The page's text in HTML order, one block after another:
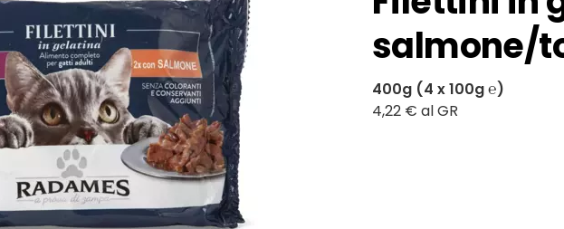
salmone/
400g (4 x 100g ℮)
4,22 € al GR